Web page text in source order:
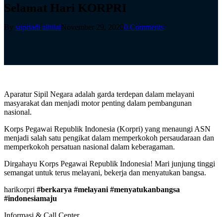
Selamat Hari KORPRI
By supriadi alhilalNovember 29, 20200 Comments
Aparatur Sipil Negara adalah garda terdepan dalam melayani
masyarakat dan menjadi motor penting dalam pembangunan
nasional.⁣
Korps Pegawai Republik Indonesia (Korpri) yang menaungi ASN
menjadi salah satu pengikat dalam memperkokoh persaudaraan dan
memperkokoh persatuan nasional dalam keberagaman.⁣
Dirgahayu Korps Pegawai Republik Indonesia! Mari junjung tinggi
semangat untuk terus melayani, bekerja dan menyatukan bangsa.⁣
harikorpri #berkarya #melayani #menyatukanbangsa
#indonesiamaju⁣